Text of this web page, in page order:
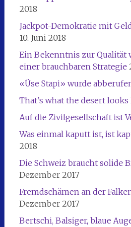
2018
Jackpot-Demokratie mit
10. Juni 2018
Ein Bekenntnis zur Qualität
einer brauchbaren Strategie
«Üse Stapi» wurde
That’s what the desert
Auf die Zivilgesellschaft ist
Was einmal kaputt ist, ist
2018
Die Schweiz braucht solide
Dezember 2017
Fremdschämen an der
Dezember 2017
Bertschi, Balsiger, blaue